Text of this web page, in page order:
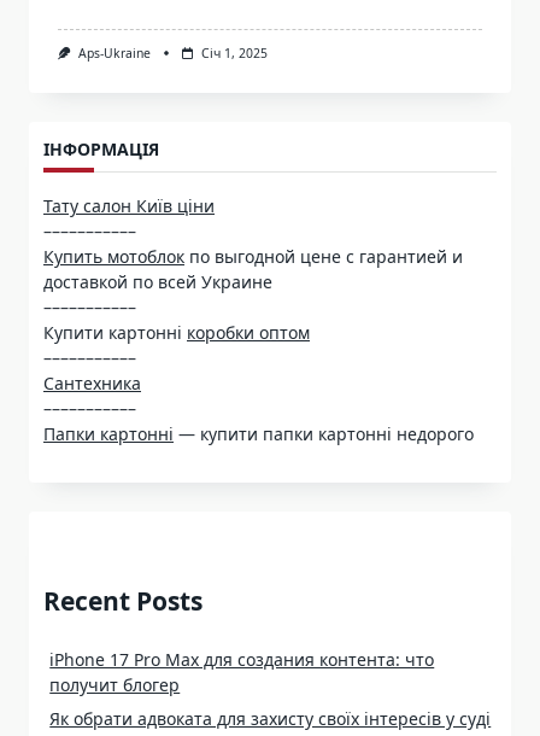
Aps-Ukraine Січ 1, 2025
ІНФОРМАЦІЯ
Тату салон Київ ціни
–––––––––––
Купить мотоблок по выгодной цене с гарантией и
доставкой по всей Украине
–––––––––––
Купити картонні коробки оптом
–––––––––––
Сантехника
–––––––––––
Папки картонні — купити папки картонні недорого
Recent Posts
iPhone 17 Pro Max для создания контента: что
получит блогер
Як обрати адвоката для захисту своїх інтересів у суді